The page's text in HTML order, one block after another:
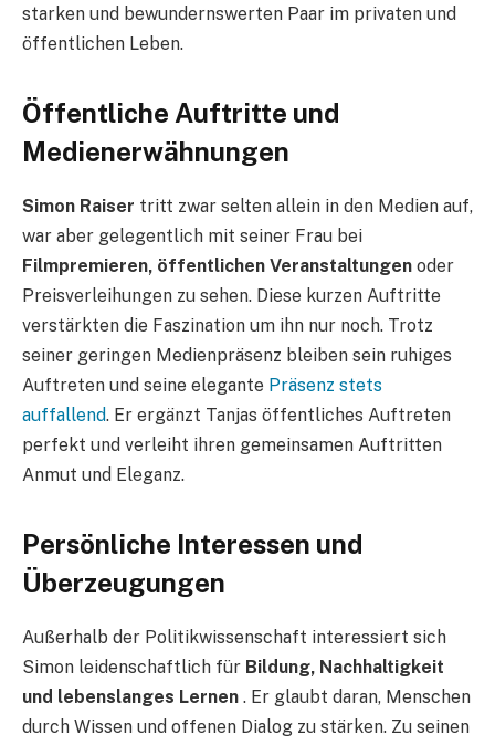
starken und bewundernswerten Paar im privaten und
öffentlichen Leben.
Öffentliche Auftritte und
Medienerwähnungen
Simon Raiser tritt zwar selten allein in den Medien auf,
war aber gelegentlich mit seiner Frau bei
Filmpremieren, öffentlichen Veranstaltungen oder
Preisverleihungen zu sehen. Diese kurzen Auftritte
verstärkten die Faszination um ihn nur noch. Trotz
seiner geringen Medienpräsenz bleiben sein ruhiges
Auftreten und seine elegante Präsenz stets
auffallend. Er ergänzt Tanjas öffentliches Auftreten
perfekt und verleiht ihren gemeinsamen Auftritten
Anmut und Eleganz.
Persönliche Interessen und
Überzeugungen
Außerhalb der Politikwissenschaft interessiert sich
Simon leidenschaftlich für Bildung, Nachhaltigkeit
und lebenslanges Lernen . Er glaubt daran, Menschen
durch Wissen und offenen Dialog zu stärken. Zu seinen